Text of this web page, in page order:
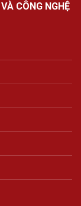
CÔNG NGHỆ